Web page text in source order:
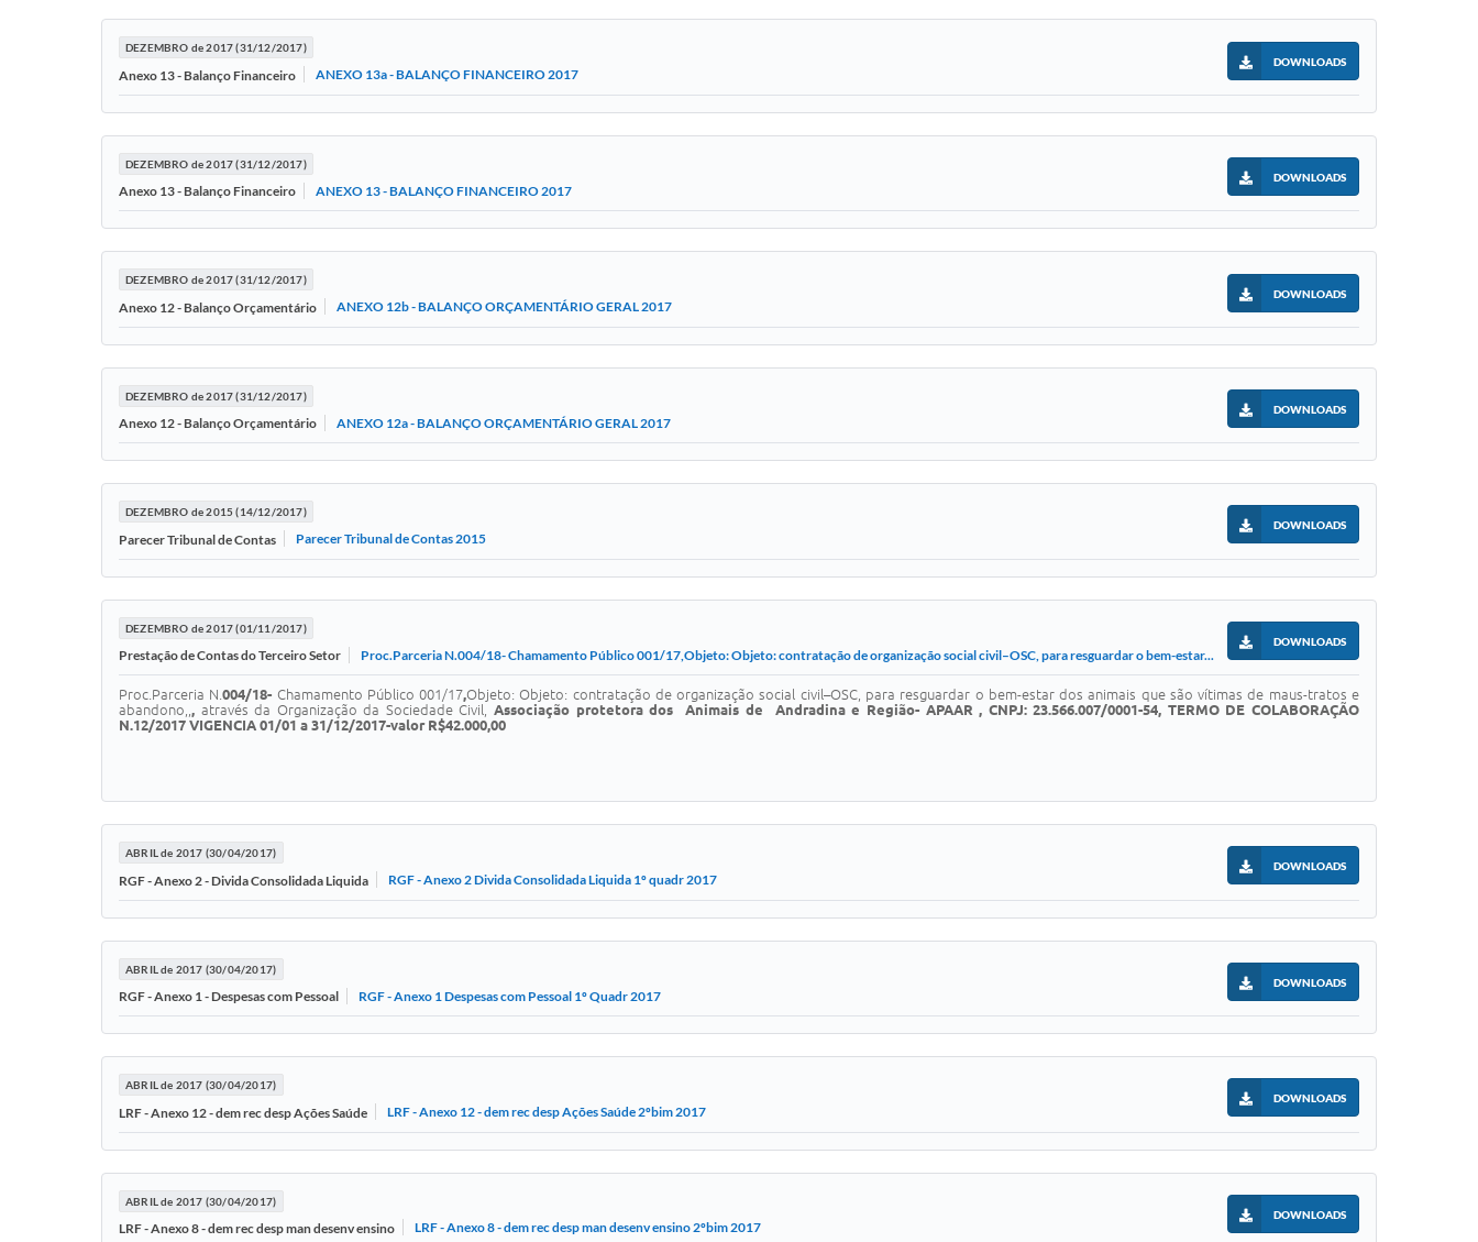
DEZEMBRO de 2017 (31/12/2017)
Anexo 13 - Balanço Financeiro ANEXO 13a - BALANÇO FINANCEIRO 2017
DOWNLOADS
DEZEMBRO de 2017 (31/12/2017)
Anexo 13 - Balanço Financeiro ANEXO 13 - BALANÇO FINANCEIRO 2017
DOWNLOADS
DEZEMBRO de 2017 (31/12/2017)
Anexo 12 - Balanço Orçamentário ANEXO 12b - BALANÇO ORÇAMENTÁRIO GERAL 2017
DOWNLOADS
DEZEMBRO de 2017 (31/12/2017)
Anexo 12 - Balanço Orçamentário ANEXO 12a - BALANÇO ORÇAMENTÁRIO GERAL 2017
DOWNLOADS
DEZEMBRO de 2015 (14/12/2017)
Parecer Tribunal de Contas Parecer Tribunal de Contas 2015
DOWNLOADS
DEZEMBRO de 2017 (01/11/2017)
Prestação de Contas do Terceiro Setor Proc.Parceria N.004/18- Chamamento Público 001/17,Objeto: Objeto: contratação de organização social civil–OSC, para resguardar o bem-estar...
DOWNLOADS
Proc.Parceria N.004/18- Chamamento Público 001/17,Objeto: Objeto: contratação de organização social civil–OSC, para resguardar o bem-estar dos animais que são vítimas de maus-tratos e
abandono,, , através da Organização da Sociedade Civil,
Associação protetora dos Animais de Andradina e Região- APAAR , CNPJ: 23.566.007/0001-54, TERMO DE COLABORAÇÃO
N.12/2017 VIGENCIA 01/01 a 31/12/2017-valor R$42.000,00
ABRIL de 2017 (30/04/2017)
RGF - Anexo 2 - Divida Consolidada Liquida RGF - Anexo 2 Divida Consolidada Liquida 1º quadr 2017
DOWNLOADS
ABRIL de 2017 (30/04/2017)
RGF - Anexo 1 - Despesas com Pessoal RGF - Anexo 1 Despesas com Pessoal 1º Quadr 2017
DOWNLOADS
ABRIL de 2017 (30/04/2017)
LRF - Anexo 12 - dem rec desp Ações Saúde LRF - Anexo 12 - dem rec desp Ações Saúde 2ºbim 2017
DOWNLOADS
ABRIL de 2017 (30/04/2017)
LRF - Anexo 8 - dem rec desp man desenv ensino LRF - Anexo 8 - dem rec desp man desenv ensino 2ºbim 2017
DOWNLOADS